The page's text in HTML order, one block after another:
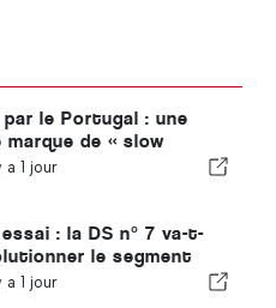
par le Portugal : une
marque de « slow
VEMANO
a 1 jour
: la DS n° 7 va-t-
le segment
électriques ?
a 1 jour